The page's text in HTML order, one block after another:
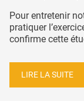
Pour entretenir
pratiquer
confirme cette
LIRE LA SUITE